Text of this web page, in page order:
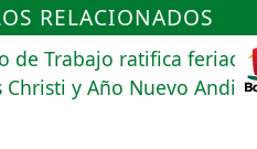
RELACIONADOS